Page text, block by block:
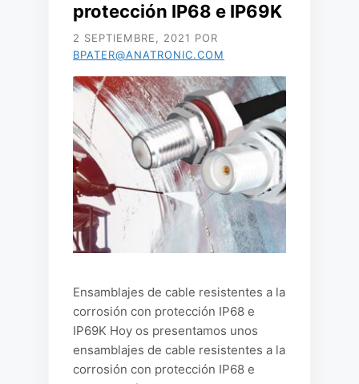
protección IP68 e IP69K
2 SEPTIEMBRE, 2021 POR
BPATER@ANATRONIC.COM
Ensamblajes de cable resistentes a la
corrosión con protección IP68 e
IP69K Hoy os presentamos unos
ensamblajes de cable resistentes a la
corrosión con protección IP68 e